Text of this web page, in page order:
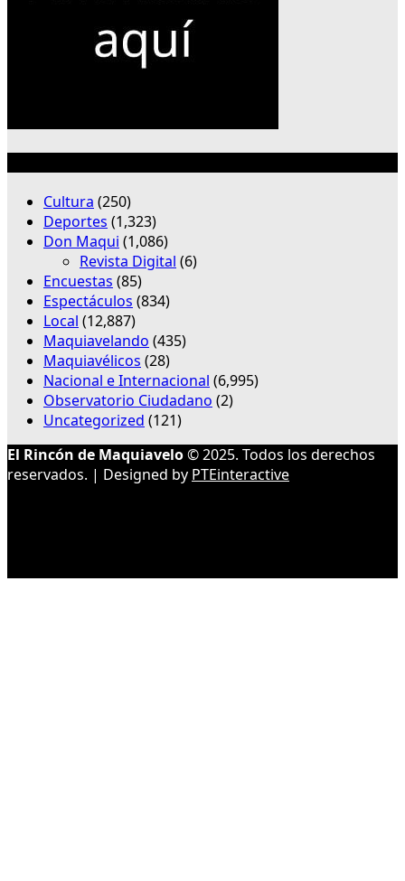
Cultura (250)
Deportes (1,323)
Don Maqui (1,086)
Revista Digital (6)
Encuestas (85)
Espectáculos (834)
Local (12,887)
Maquiavelando (435)
Maquiavélicos (28)
Nacional e Internacional (6,995)
Observatorio Ciudadano (2)
Uncategorized (121)
El Rincón de Maquiavelo© 2025. Todos los derechos
reservados. | Designed by PTEinteractive